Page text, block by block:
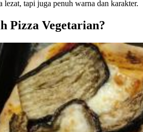
lezat, tapi juga penuh warna dan karakter.
Pizza Vegetarian?